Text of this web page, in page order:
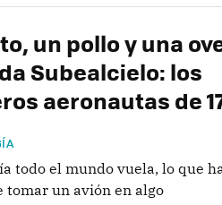
un pollo y una
Subealcielo: los
aeronautas de
todo el mundo vuela, lo que
tomar un avión en algo